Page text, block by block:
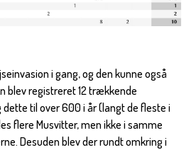
i gang, og den kunne også
blev registreret 12 trækkende
til over 600 i år (langt de fleste i
flere Musvitter, men ikke i samme
Desuden blev der rundt omkring i